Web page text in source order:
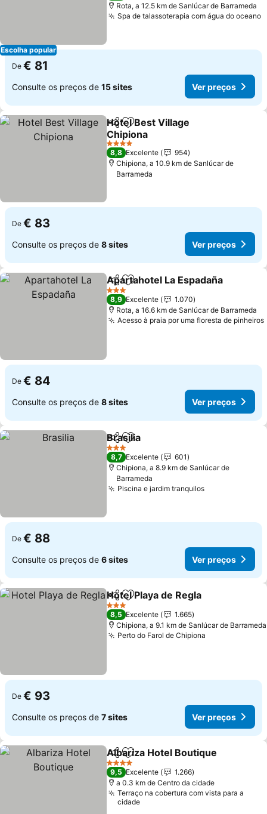
Escolha popular
Rota, a 12.5 km de Sanlúcar de Barrameda
Spa de talassoterapia com água do oceano
De € 81
Consulte os preços de 15 sites Ver preços
PartilharAdicionar aos favoritos
Hotel Best Village
Chipiona
Ver preços
4 Estrelas
8,8 Excelente
954
Chipiona, a 10.9 km de Sanlúcar de
Barrameda
De € 83
Consulte os preços de 8 sites Ver preços
PartilharAdicionar aos favoritos
Apartahotel La Espadaña
3 Estrelas
8,9 Excelente
1.070
Rota, a 16.6 km de Sanlúcar de Barrameda
Acesso à praia por uma floresta de pinheiros
De € 84
Consulte os preços de 8 sites Ver preços
PartilharAdicionar aos favoritos
Brasilia
3 Estrelas
8,7 Excelente
601
Chipiona, a 8.9 km de Sanlúcar de
Barrameda
Piscina e jardim tranquilosVer preços
De € 88
Consulte os preços de 6 sites Ver preços
PartilharAdicionar aos favoritos
Hotel Playa de Regla
3 Estrelas
8,5 Excelente
1.665
Chipiona, a 9.1 km de Sanlúcar de Barrameda
Perto do Farol de Chipiona
De € 93
Consulte os preços de 7 sites Ver preços
PartilharAdicionar aos favoritos
Albariza Hotel Boutique
4 Estrelas
9,5 Excelente
1.266
a 0.3 km de Centro da cidade
Terraço na cobertura com vista para a
cidade